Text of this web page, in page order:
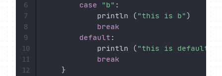
case
"b" :
            println
( "this is b" )
break
default :
            println
( "this is default"
break
}
6
7
8
9
10
11
12